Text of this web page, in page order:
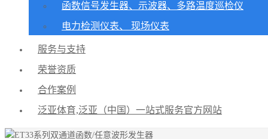
函数信号发生器、示波器、多路温度巡检仪
电力检测仪表、 现场仪表
服务与支持
荣誉资质
合作案例
泛亚体育,泛亚（中国）一站式服务官方网站